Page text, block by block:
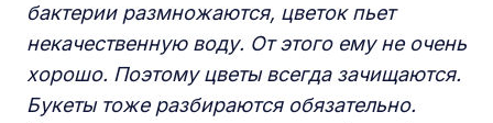
бактерии размножаются, цветок пьет
некачественную воду. От этого ему не очень
хорошо. Поэтому цветы всегда зачищаются.
Букеты тоже разбираются обязательно.